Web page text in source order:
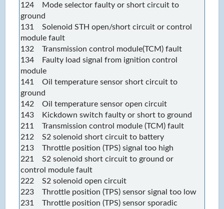
124 Mode selector faulty or short circuit to
ground
131 Solenoid STH open/short circuit or control
module fault
132 Transmission control module(TCM) fault
134 Faulty load signal from ignition control
module
141 Oil temperature sensor short circuit to
ground
142 Oil temperature sensor open circuit
143 Kickdown switch faulty or short to ground
211 Transmission control module (TCM) fault
212 S2 solenoid short circuit to battery
213 Throttle position (TPS) signal too high
221 S2 solenoid short circuit to ground or
control module fault
222 S2 solenoid open circuit
223 Throttle position (TPS) sensor signal too low
231 Throttle position (TPS) sensor sporadic